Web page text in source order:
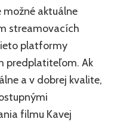
možné aktuálne
streamovacích
platformy
predplatiteľom. Ak
a v dobrej kvalite,
filmu Kavej